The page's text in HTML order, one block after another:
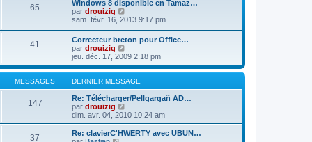
65
Windows 8 disponible en Tamaz…
par drouizig
o
u
l
t
e
r
l
d
e
r
n
i
sam. févr. 16, 2013 9:17 pm
41
Correcteur breton pour Office…
par drouizig
o
n
s
u
l
t
r
l
e
jeu. déc. 17, 2009 2:18 pm
MESSAGES DERNIER MESSAGE
147
Re: Télécharger/Pellgargañ AD…
par drouizig
o
n
s
dim. avr. 04, 2010 10:24 am
37
Re: clavierC'HWERTY avec UBUN…